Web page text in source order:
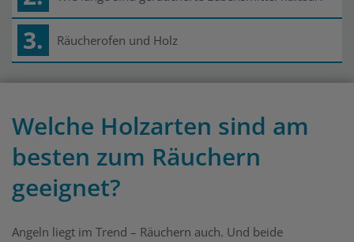
3. Räucherofen und Holz
Welche Holzarten sind am
besten zum Räuchern
geeignet?
Angeln liegt im Trend – Räuchern auch. Und beide